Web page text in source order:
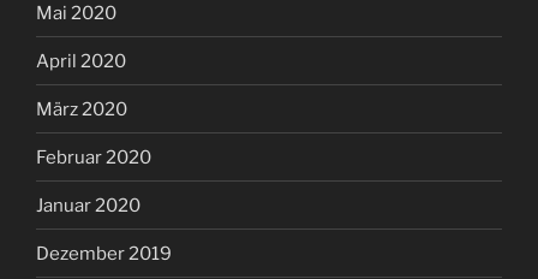
Mai 2020
April 2020
März 2020
Februar 2020
Januar 2020
Dezember 2019